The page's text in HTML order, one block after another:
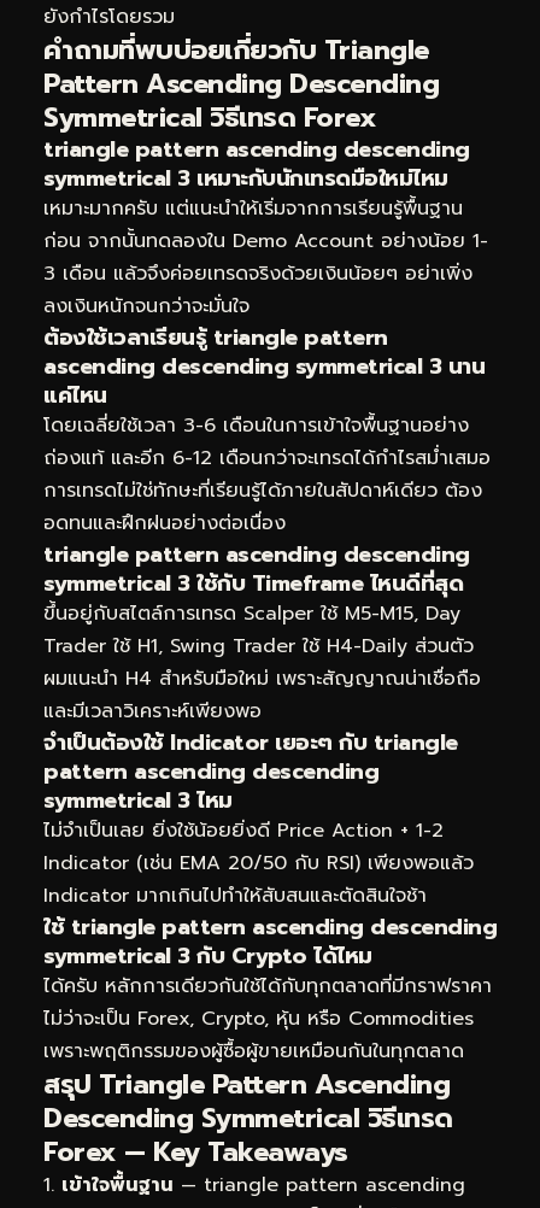
ยังกำไรโดยรวม
คำถามที่พบบ่อยเกี่ยวกับ Triangle
Pattern Ascending Descending
Symmetrical วิธีเทรด Forex
triangle pattern ascending descending
symmetrical 3 เหมาะกับนักเทรดมือใหม่ไหม
เหมาะมากครับ แต่แนะนำให้เริ่มจากการเรียนรู้พื้นฐาน
ก่อน จากนั้นทดลองใน Demo Account อย่างน้อย 1-
3 เดือน แล้วจึงค่อยเทรดจริงด้วยเงินน้อยๆ อย่าเพิ่ง
ลงเงินหนักจนกว่าจะมั่นใจ
ต้องใช้เวลาเรียนรู้ triangle pattern
ascending descending symmetrical 3 นาน
แค่ไหน
โดยเฉลี่ยใช้เวลา 3-6 เดือนในการเข้าใจพื้นฐานอย่าง
ถ่องแท้ และอีก 6-12 เดือนกว่าจะเทรดได้กำไรสม่ำเสมอ
การเทรดไม่ใช่ทักษะที่เรียนรู้ได้ภายในสัปดาห์เดียว ต้อง
อดทนและฝึกฝนอย่างต่อเนื่อง
triangle pattern ascending descending
symmetrical 3 ใช้กับ Timeframe ไหนดีที่สุด
ขึ้นอยู่กับสไตล์การเทรด Scalper ใช้ M5-M15, Day
Trader ใช้ H1, Swing Trader ใช้ H4-Daily ส่วนตัว
ผมแนะนำ H4 สำหรับมือใหม่ เพราะสัญญาณน่าเชื่อถือ
และมีเวลาวิเคราะห์เพียงพอ
จำเป็นต้องใช้ Indicator เยอะๆ กับ triangle
pattern ascending descending
symmetrical 3 ไหม
ไม่จำเป็นเลย ยิ่งใช้น้อยยิ่งดี Price Action + 1-2
Indicator (เช่น EMA 20/50 กับ RSI) เพียงพอแล้ว
Indicator มากเกินไปทำให้สับสนและตัดสินใจช้า
ใช้ triangle pattern ascending descending
symmetrical 3 กับ Crypto ได้ไหม
ได้ครับ หลักการเดียวกันใช้ได้กับทุกตลาดที่มีกราฟราคา
ไม่ว่าจะเป็น Forex, Crypto, หุ้น หรือ Commodities
เพราะพฤติกรรมของผู้ซื้อผู้ขายเหมือนกันในทุกตลาด
สรุป Triangle Pattern Ascending
Descending Symmetrical วิธีเทรด
Forex — Key Takeaways
เข้าใจพื้นฐาน — triangle pattern ascending